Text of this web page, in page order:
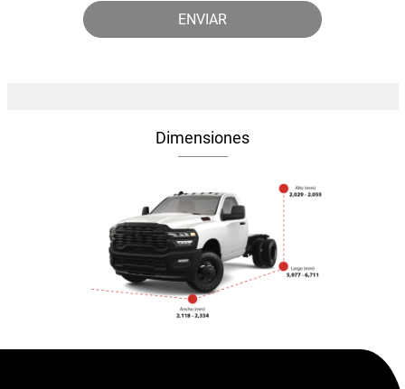
Dimensiones